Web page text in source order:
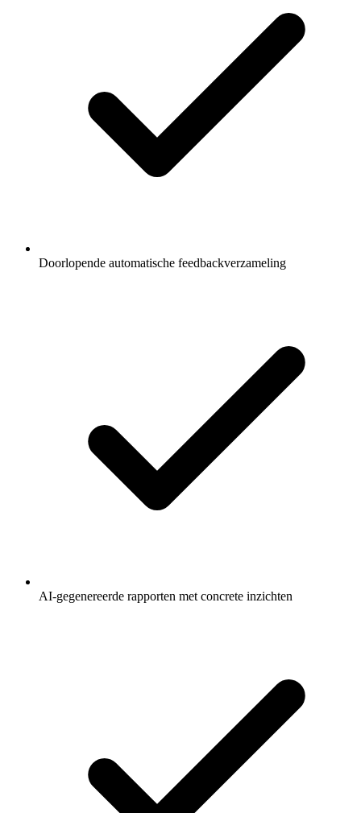
Doorlopende automatische feedbackverzameling
AI-gegenereerde rapporten met concrete inzichten